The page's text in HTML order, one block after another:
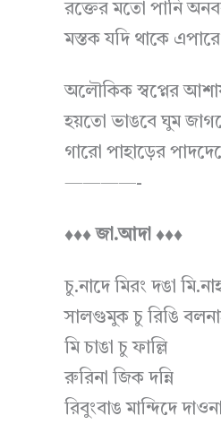
রক্তের মতো পানি
মস্তক যদি থাকে
অলৌকিক স্বপ্নের
হয়তো ভাঙবে ঘুম
গারো পাহাড়ের
————-
♦♦♦ জা.আদা ♦♦♦
চু.নাদে মিরং দঙা
সালগুমুক চু রিঙি
মি চাঙা চু ফাল্লি
রুরিনা জিক দন্নি
রিবুংবাঙ মান্দিদে